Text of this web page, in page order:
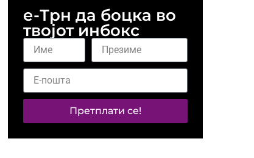
е-Трн да боцка во
твојот инбокс
Претплати се!